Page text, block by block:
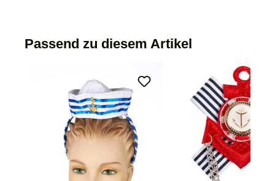
Passend zu diesem Artikel